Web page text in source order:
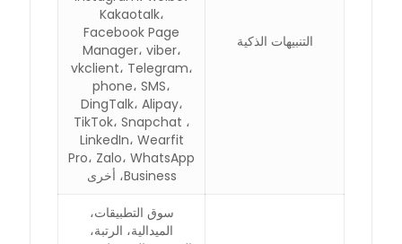
التنبيهات الذكية
Kakaotalk،
Facebook Page
Manager، viber،
vkclient، Telegram،
phone، SMS،
DingTalk، Alipay،
TikTok، Snapchat ،
LinkedIn، Wearfit
Pro، Zalo، WhatsApp
Business، أخرى
سوق التطبيقات،
الميدالية، الرتبة،